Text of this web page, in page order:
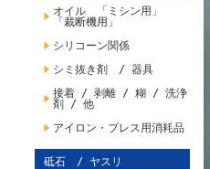
オイル 「ミシン用」
「裁断機用」
シリコーン関係
シミ抜き剤 / 器具
接着 / 剥離 / 糊 / 洗浄
剤 / 他
アイロン・プレス用消耗品
砥石 / ヤスリ